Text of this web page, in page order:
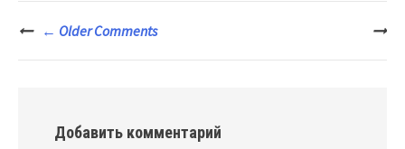
Comment
navigation← Older Comments
Добавить комментарий